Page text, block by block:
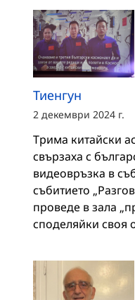
Тиенгун
2 декември 2024 г.
Трима китайски
свързаха с
видеовръзка в
събитието
проведе в зала
споделяйки своя